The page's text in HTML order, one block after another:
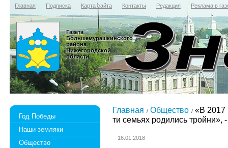
Главная Подписка Карта сайта Контакты Редакция Реклама в
Газета
Большемурашкинского
района
Нижегородской
области
Год Победы
Наши земляки
Общество
Главная Общество
«В 2017
ти семьях родились тройни»,
16.01.2018